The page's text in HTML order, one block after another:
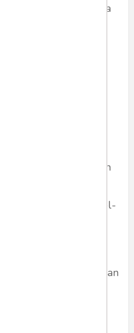
dan Gerindra
kabinet Jokowi lebih
rakyat dalam
sesekali "toel-
siapa tahu bisa jadi
Pilpre 2024.
bisa merundukkan
memainkan
kejat.